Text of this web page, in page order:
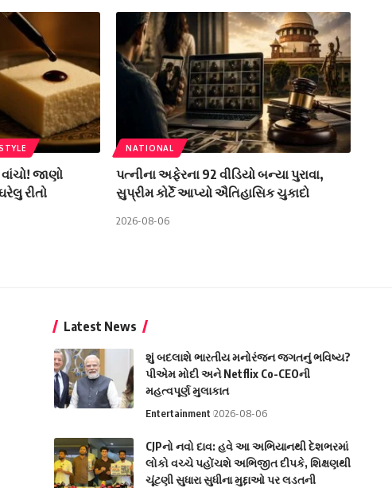
જાણો
રીતો
NATIONAL
પત્નીના અફેરના 92 વીડિયો બન્યા પુરાવા,
સુપ્રીમ કોર્ટે આપ્યો ઐતિહાસિક ચુકાદો
2026-08-06
Latest News
શું બદલાશે ભારતીય મનોરંજન જગતનું ભવિષ્ય?
પીએમ મોદી અને Netflix Co-CEOની
મહત્વપૂર્ણ મુલાકાત
Entertainment 2026-08-06
CJPનો નવો દાવ: હવે આ અભિયાનથી દેશભરમાં
લોકો વચ્ચે પહોંચશે અભિજીત દીપકે, શિક્ષણથી
ચૂંટણી સુધારા સુધીના મુદ્દાઓ પર લડતની